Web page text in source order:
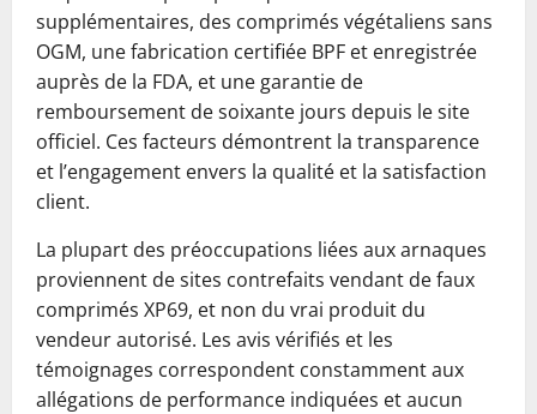
supplémentaires, des comprimés végétaliens sans
OGM, une fabrication certifiée BPF et enregistrée
auprès de la FDA, et une garantie de
remboursement de soixante jours depuis le site
officiel. Ces facteurs démontrent la transparence
et l’engagement envers la qualité et la satisfaction
client.
La plupart des préoccupations liées aux arnaques
proviennent de sites contrefaits vendant de faux
comprimés XP69, et non du vrai produit du
vendeur autorisé. Les avis vérifiés et les
témoignages correspondent constamment aux
allégations de performance indiquées et aucun